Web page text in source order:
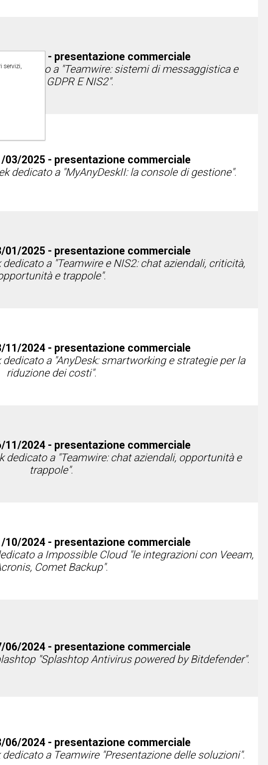
05/2025 - presentazione commerciale
dedicato a "Teamwire: sistemi di messaggistica e
GDPR E NIS2".
03/2025 - presentazione commerciale
dedicato a "MyAnyDeskII: la console di gestione".
01/2025 - presentazione commerciale
a "Teamwire e NIS2: chat aziendali, criticità,
e trappole".
11/2024 - presentazione commerciale
a "AnyDesk: smartworking e strategie per la
riduzione dei costi".
11/2024 - presentazione commerciale
dedicato a "Teamwire: chat aziendali, opportunità e
trappole".
10/2024 - presentazione commerciale
a Impossible Cloud "le integrazioni con Veeam,
Comet Backup".
06/2024 - presentazione commerciale
"Splashtop Antivirus powered by Bitdefender​".
06/2024 - presentazione commerciale
a Teamwire "Presentazione delle soluzioni".
servizi,